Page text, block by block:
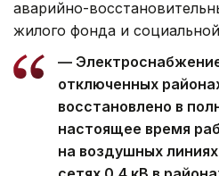
аварийно-
жилого фонда и
—
отключенных
восстановлено в
настоящее время
на воздушных